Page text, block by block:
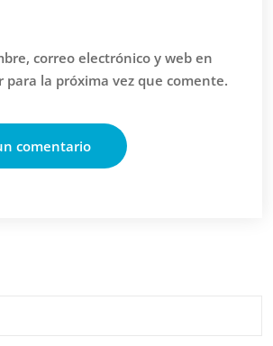
correo electrónico y web en
para la próxima vez que comente.